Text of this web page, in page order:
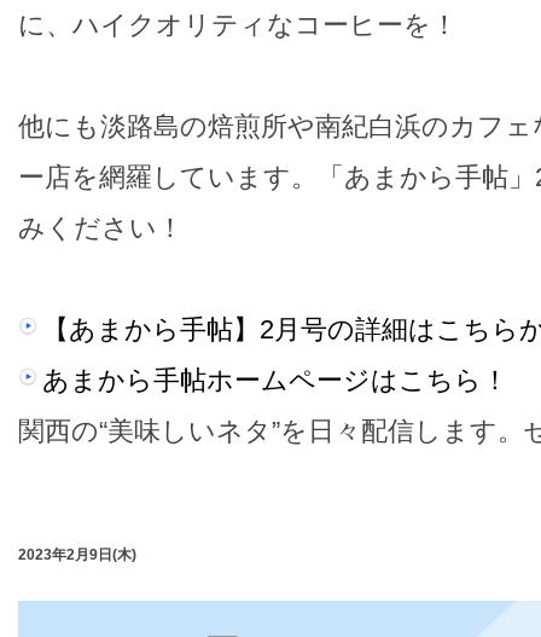
に、ハイクオリティなコーヒーを！
他にも淡路島の焙煎所や南紀白浜のカフ
ー店を網羅しています。「あまから手帖
みください！
【あまから手帖】2月号の詳細はこちら
あまから手帖ホームページはこちら！
関西の“美味しいネタ”を日々配信します
2023年2月9日(木)